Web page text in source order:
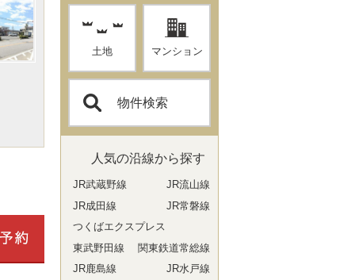
土地 マンション
物件検索
人気の沿線から探す
JR武蔵野線
JR流山線
JR成田線
JR常磐線
つくばエクスプレス
東武野田線
関東鉄道常総線
JR鹿島線
JR水戸線